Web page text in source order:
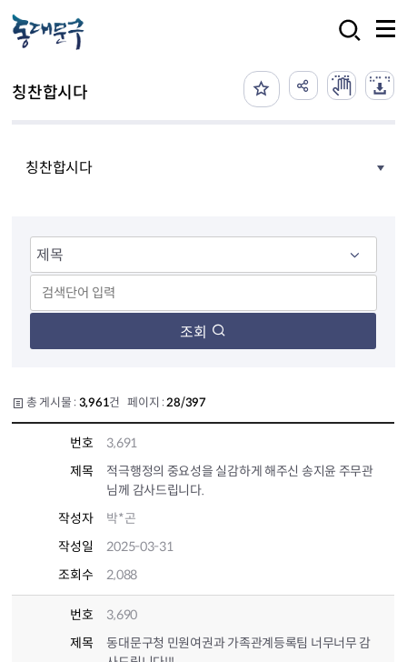
칭찬합시다
칭찬합시다
조회
총 게시물 : 3,961건 페이지 :28/397
번호
3,691
제목
적극행정의 중요성을 실감하게 해주신 송지윤 주무관
님께 감사드립니다.
작성자
박*곤
작성일
2025-03-31
조회수
2,088
번호
3,690
제목
동대문구청 민원여권과 가족관계등록팀 너무너무 감